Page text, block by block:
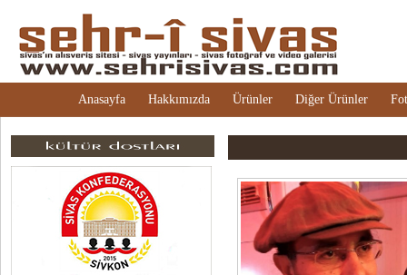
Anasayfa Hakkımızda Ürünler Diğer Ürünler